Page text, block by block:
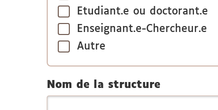
Etudiant.e ou doctorant.e
Enseignant.e-Chercheur.e
Autre
Nom de la structure